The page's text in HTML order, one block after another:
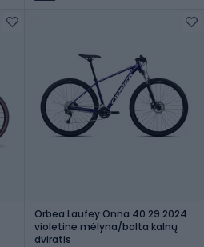
Orbea Laufey Onna 40 29 2024
violetinė mėlyna/balta kalnų
dviratis